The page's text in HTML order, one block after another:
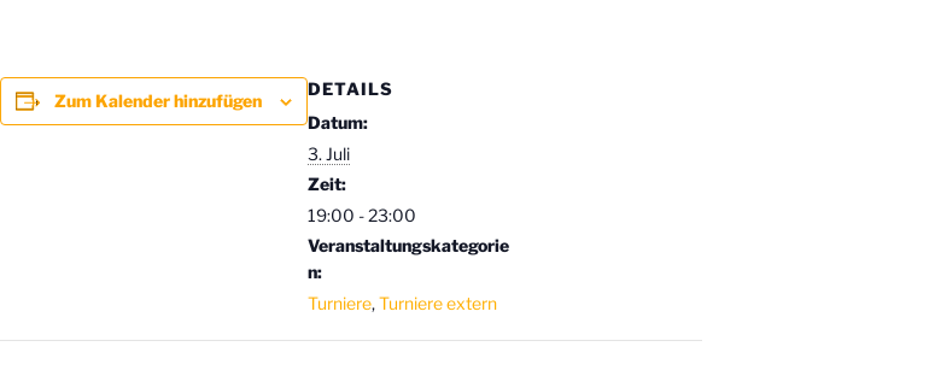
Zum Kalender hinzufügen
DETAILS
Datum:
3. Juli
Zeit:
19:00 - 23:00
Veranstaltungskategorie
n:
Turniere,Turniere extern